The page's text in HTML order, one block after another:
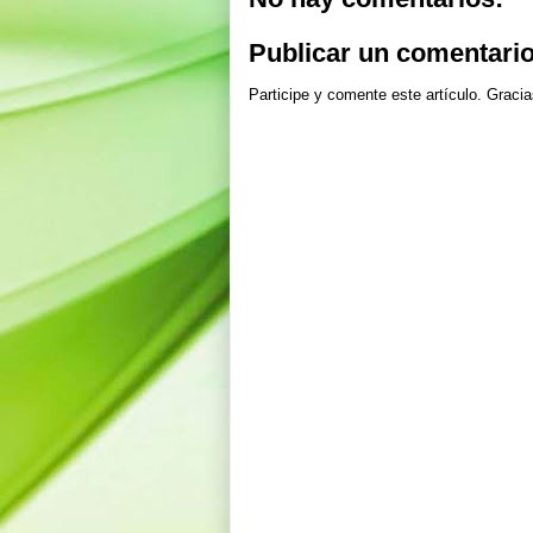
Publicar un
Participe y comente este artículo.